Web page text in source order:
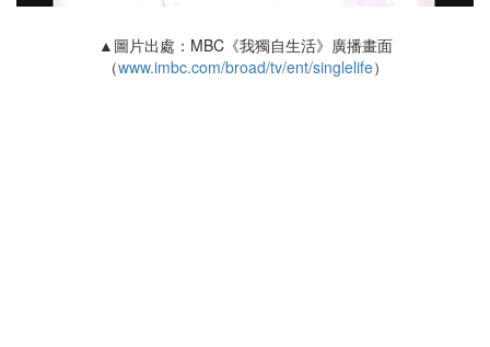
▲圖片出處：MBC《我獨自生活》廣播畫面
（www.imbc.com/broad/tv/ent/singlelife）